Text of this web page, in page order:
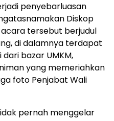
penyebarluasan
Diskop
acara tersebut berjudul
di dalamnya terdapat
bazar UMKM,
yang memeriahkan
foto Penjabat Wali
pernah menggelar